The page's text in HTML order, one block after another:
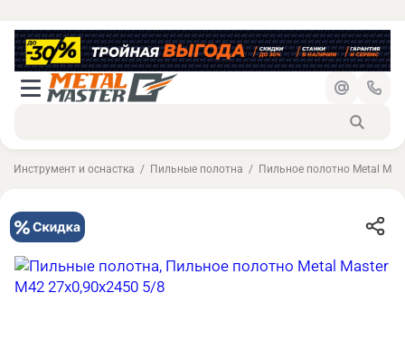
Инструмент и оснастка Пильные полотна Пильное полотно Metal